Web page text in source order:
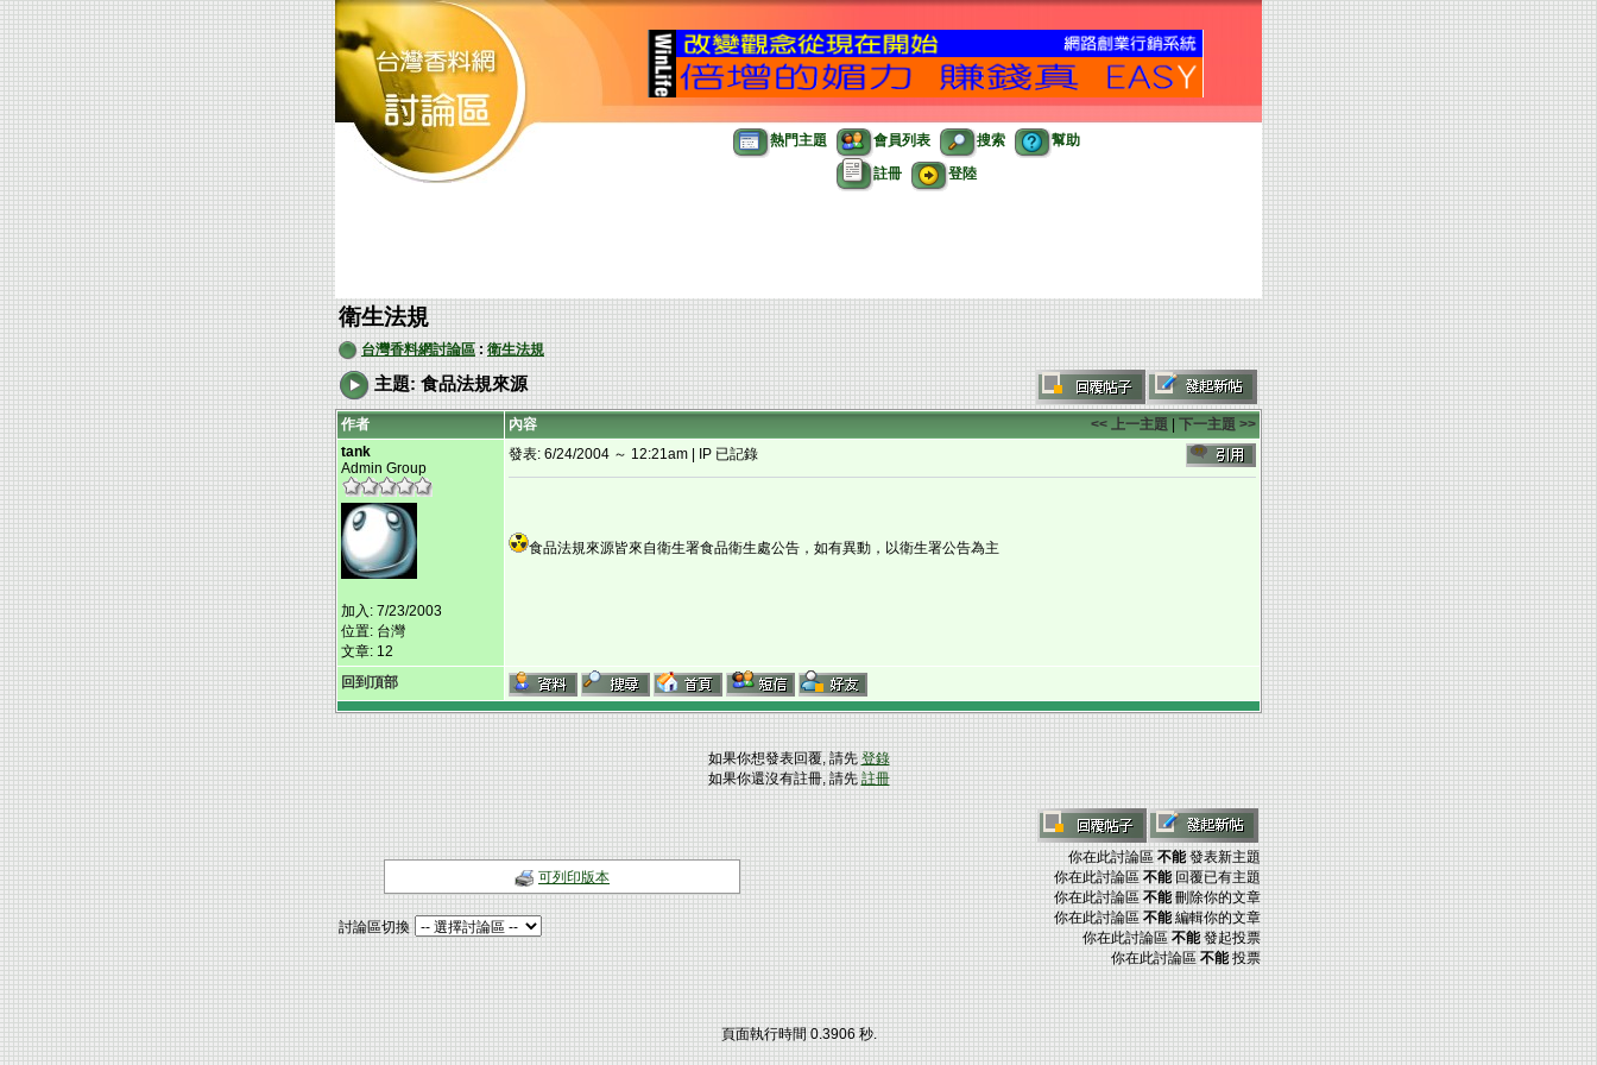
熱門主題 會員列表 搜索
幫助
註冊
登陸
衛生法規
台灣香料網討論區 : 衛生法規
主題: 食品法規來源
作者 內容 << 上一主題
下一主題 >>
tank
Admin Group
加入: 7/23/2003
位置: 台灣
文章: 12
發表: 6/24/2004 ～ 12:21am | IP 已記錄
食品法規來源皆來自衛生署食品衛生處公告，如有異動，以衛生署公告為主
回到頂部
如果你想發表回覆, 請先 登錄
如果你還沒有註冊, 請先 註冊
可列印版本
討論區切換
你在此討論區 不能發表新主題
你在此討論區 不能回覆已有主題
你在此討論區不能刪除你的文章
你在此討論區 不能編輯你的文章
你在此討論區 不能發起投票
你在此討論區 不能投票
頁面執行時間 0.3906 秒.